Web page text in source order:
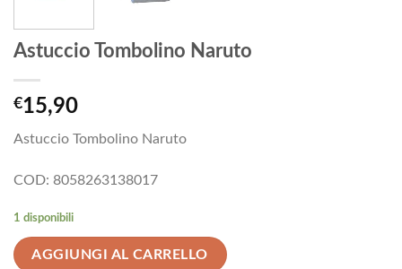
Astuccio Tombolino Naruto
€15,90
Astuccio Tombolino Naruto
COD: 8058263138017
1 disponibili
AGGIUNGI AL CARRELLO